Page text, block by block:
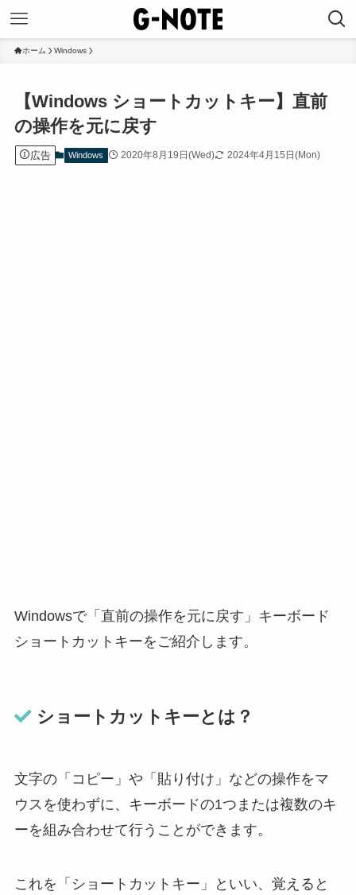
ホーム Windows
【Windows ショートカットキー】直前
の操作を元に戻す
広告 Windows 2020年8月19日(Wed) 2024年4月15日(Mon)
Windowsで「直前の操作を元に戻す」キーボード
ショートカットキーをご紹介します。
ショートカットキーとは？
文字の「コピー」や「貼り付け」などの操作をマ
ウスを使わずに、キーボードの1つまたは複数のキ
ーを組み合わせて行うことができます。
これを「ショートカットキー」といい、覚えると